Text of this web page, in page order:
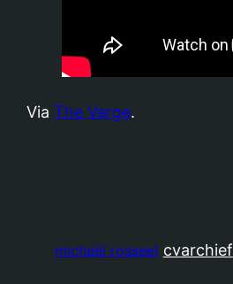
ViaThe Verge.
michaël rosseel cvarchief